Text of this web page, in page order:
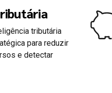
tributária
para reduzir
e detectar
0